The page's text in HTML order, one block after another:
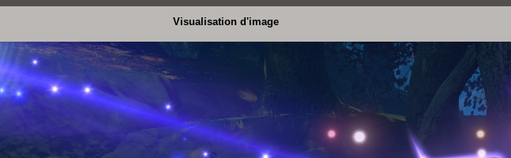
Visualisation d'image